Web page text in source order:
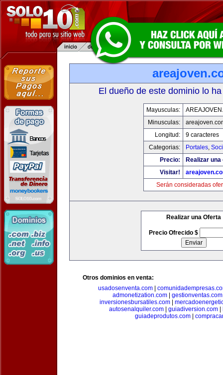
El dueño de este dominio lo
Mayusculas:
Minusculas:
Longitud:
9 caracteres
Categorias:
Portales,
Precio:
Realizar
Visitar!
Serán consideradas
Realizar una Oferta
Precio Ofrecido $
Otros dominios en venta:
usadosenventa.com|
admonetization.com| gestionventas.com
inversionesbursatiles.com|
autosenalquiler.com| guiadiversion.com|
guiadeprodutos.com|